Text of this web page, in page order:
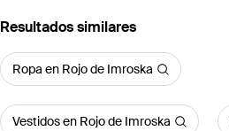
Resultados similares
Ropa en Rojo de Imroska
Vestidos en Rojo de Imroska